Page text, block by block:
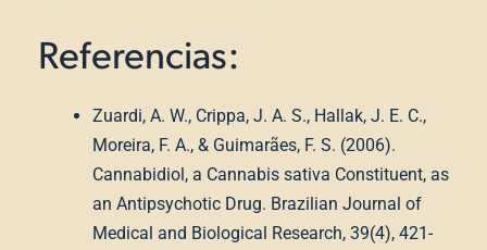
Referencias:
Zuardi, A. W., Crippa, J. A. S., Hallak, J. E. C.,
Moreira, F. A., & Guimarães, F. S. (2006).
Cannabidiol, a Cannabis sativa Constituent, as
an Antipsychotic Drug. Brazilian Journal of
Medical and Biological Research, 39(4), 421-